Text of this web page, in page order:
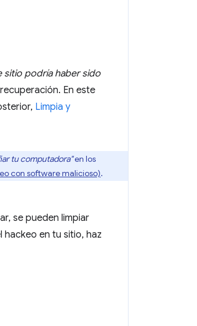
sitio podría haber sido
En este
Limpia y
tu computadora"en los
con software malicioso).
se pueden limpiar
hackeo en tu sitio, haz